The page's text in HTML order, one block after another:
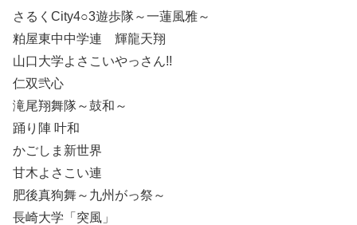
さるくCity4○3遊歩隊～一蓮風雅～
粕屋東中中学連 輝龍天翔
山口大学よさこいやっさん!!
仁双弐心
滝尾翔舞隊～鼓和～
踊り陣 叶和
かごしま新世界
甘木よさこい連
肥後真狗舞～九州がっ祭～
長崎大学「突風」